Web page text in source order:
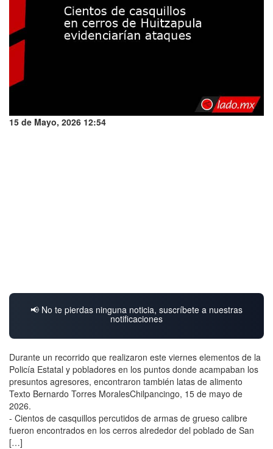
15 de Mayo, 2026 12:54
📢 No te pierdas ninguna noticia, suscríbete a nuestras
notificaciones
Durante un recorrido que realizaron este viernes elementos de la
Policía Estatal y pobladores en los puntos donde acampaban los
presuntos agresores, encontraron también latas de alimento
Texto Bernardo Torres MoralesChilpancingo, 15 de mayo de
2026.
- Cientos de casquillos percutidos de armas de grueso calibre
fueron encontrados en los cerros alrededor del poblado de San
[…]